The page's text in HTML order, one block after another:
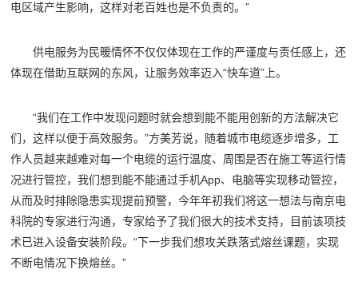
电区域产生影响，这样对老百姓也是不负责的。”
供电服务为民暖情怀不仅仅体现在工作的严谨度与责任感上，还
体现在借助互联网的东风，让服务效率迈入“快车道”上。
“我们在工作中发现问题时就会想到能不能用创新的方法解决它
们，这样以便于高效服务。”方美芳说，随着城市电缆逐步增多，工
作人员越来越难对每一个电缆的运行温度、周围是否在施工等运行情
况进行管控，我们想到能不能通过手机App、电脑等实现移动管控，
从而及时排除隐患实现提前预警，今年年初我们将这一想法与南京电
科院的专家进行沟通，专家给予了我们很大的技术支持，目前该项技
术已进入设备安装阶段。“下一步我们想攻关跌落式熔丝课题，实现
不断电情况下换熔丝。”